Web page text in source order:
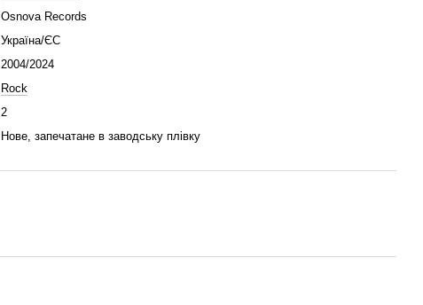
Osnova Records
Україна/ЄС
2004/2024
Rock
2
Нове, запечатане в заводську плівку